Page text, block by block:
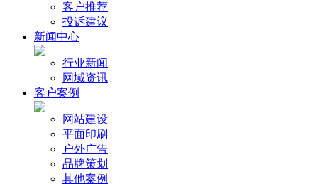
客户推荐
投诉建议
新闻中心
行业新闻
网域资讯
客户案例
网站建设
平面印刷
户外广告
品牌策划
其他案例